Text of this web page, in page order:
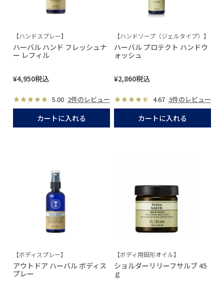
【ハンドスプレー】
ハーバル ハンド フレッシュナ
ー レフィル
¥4,950税込
5.00 2件のレビュー
カートに入れる
【ハンドソープ（ジェルタイプ）】
ハーバル プロテクト ハンドウ
ォッシュ
¥2,860税込
4.67 3件のレビュー
カートに入れる
【ボディスプレー】
アウトドア ハーバル ボディス
プレー
【ボディ用固形オイル】
ショルダーリリーフサルブ 45
ｇ